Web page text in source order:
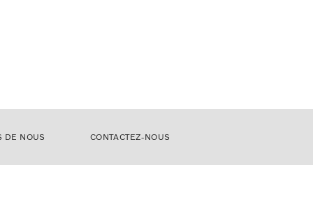
DE NOUS CONTACTEZ-NOUS